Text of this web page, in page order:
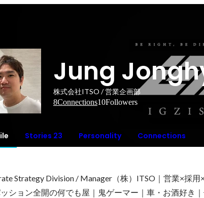
Jung
株式会社ITSO / 営業企画部
8Connections10Followers
Stories 23 Personality Connections
Strategy Division / Manager（株）ITSO｜営業×採
ション全開の何でも屋｜鬼ゲーマー｜車・お酒好き